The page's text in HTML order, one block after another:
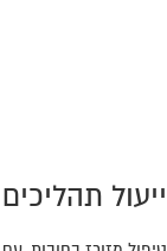
ייעול תהליכים